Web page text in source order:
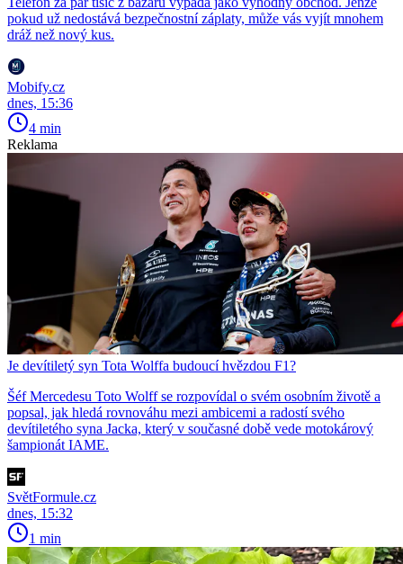
pokud už nedostává bezpečnostní záplaty, může vás vyjít mnohem
dráž než nový kus.
Mobify.cz
dnes, 15:36
4 min
Reklama
Je devítiletý syn Tota Wolffa budoucí hvězdou F1?
Šéf Mercedesu Toto Wolff se rozpovídal o svém osobním životě a
popsal, jak hledá rovnováhu mezi ambicemi a radostí svého
devítiletého syna Jacka, který v současné době vede motokárový
šampionát IAME.
SvětFormule.cz
dnes, 15:32
1 min